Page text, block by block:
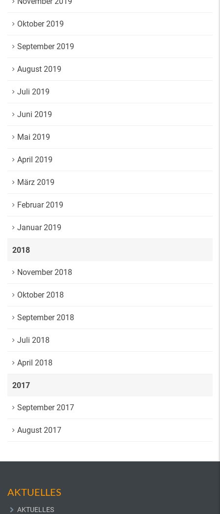
Oktober 2019
September 2019
August 2019
Juli 2019
Juni 2019
Mai 2019
April 2019
März 2019
Februar 2019
Januar 2019
2018
November 2018
Oktober 2018
September 2018
Juli 2018
April 2018
2017
September 2017
August 2017
AKTUELLES
AKTUELLES